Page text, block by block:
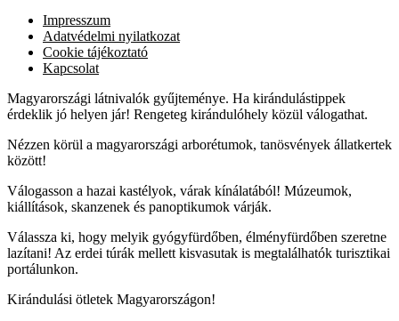
Impresszum
Adatvédelmi nyilatkozat
Cookie tájékoztató
Kapcsolat
Magyarországi látnivalók gyűjteménye. Ha kirándulástippek
érdeklik jó helyen jár! Rengeteg kirándulóhely közül válogathat.
Nézzen körül a magyarországi arborétumok, tanösvények állatkertek
között!
Válogasson a hazai kastélyok, várak kínálatából! Múzeumok,
kiállítások, skanzenek és panoptikumok várják.
Válassza ki, hogy melyik gyógyfürdőben, élményfürdőben szeretne
lazítani! Az erdei túrák mellett kisvasutak is megtalálhatók turisztikai
portálunkon.
Kirándulási ötletek Magyarországon!